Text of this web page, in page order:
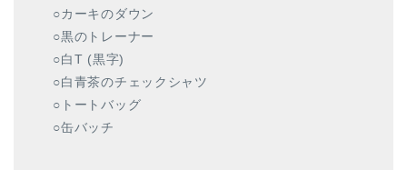
○カーキのダウン
○黒のトレーナー
○白T (黒字)
○白青茶のチェックシャツ
○トートバッグ
○缶バッチ